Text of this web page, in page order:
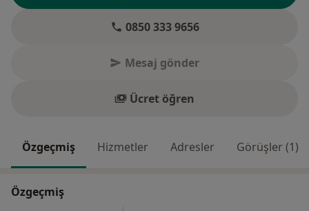
0850 333 9656
Mesaj gönder
Ücret öğren
Özgeçmiş Hizmetler Adresler Görüşler (1)
Özgeçmiş